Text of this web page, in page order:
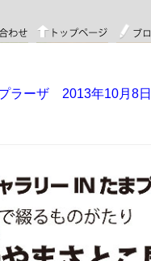
ラーザ 2013年10月8